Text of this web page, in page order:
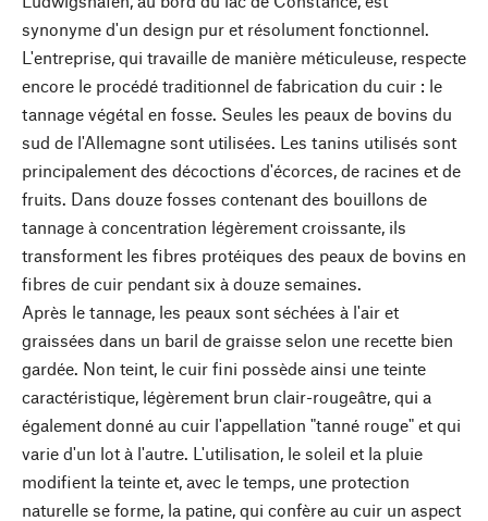
synonyme d'un design pur et résolument fonctionnel.
L'entreprise, qui travaille de manière méticuleuse, respecte
encore le procédé traditionnel de fabrication du cuir : le
tannage végétal en fosse. Seules les peaux de bovins du
sud de l'Allemagne sont utilisées. Les tanins utilisés sont
principalement des décoctions d'écorces, de racines et de
fruits. Dans douze fosses contenant des bouillons de
tannage à concentration légèrement croissante, ils
transforment les fibres protéiques des peaux de bovins en
fibres de cuir pendant six à douze semaines.
Après le tannage, les peaux sont séchées à l'air et
graissées dans un baril de graisse selon une recette bien
gardée. Non teint, le cuir fini possède ainsi une teinte
caractéristique, légèrement brun clair-rougeâtre, qui a
également donné au cuir l'appellation "tanné rouge" et qui
varie d'un lot à l'autre. L'utilisation, le soleil et la pluie
modifient la teinte et, avec le temps, une protection
naturelle se forme, la patine, qui confère au cuir un aspect